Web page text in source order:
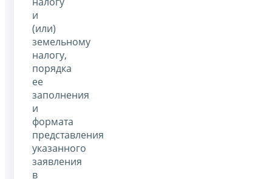
и
(или)
земельному
налогу,
порядка
ее
заполнения
и
формата
представления
указанного
заявления
в